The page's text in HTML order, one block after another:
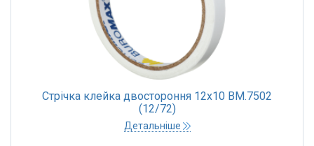
Стрічка клейка двостороння 12х10 BM.7502
(12/72)
Детальніше